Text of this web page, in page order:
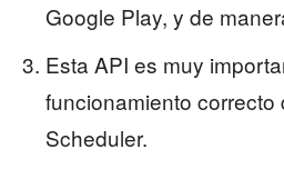
Google Play, y de
Esta API es muy
funcionamiento correcto
Scheduler.